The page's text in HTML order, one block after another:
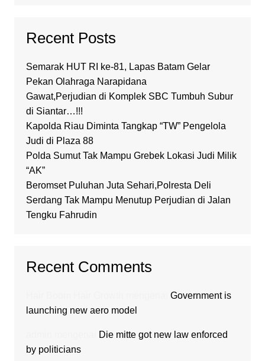
Recent Posts
Semarak HUT RI ke-81, Lapas Batam Gelar
Pekan Olahraga Narapidana
Gawat,Perjudian di Komplek SBC Tumbuh Subur
di Siantar…!!!
Kapolda Riau Diminta Tangkap “TW” Pengelola
Judi di Plaza 88
Polda Sumut Tak Mampu Grebek Lokasi Judi Milik
“AK”
Beromset Puluhan Juta Sehari,Polresta Deli
Serdang Tak Mampu Menutup Perjudian di Jalan
Tengku Fahrudin
Recent Comments
Government is
launching new aero model
Die mitte got new law enforced
by politicians